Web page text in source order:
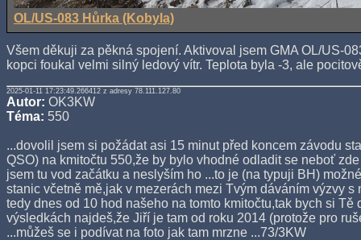
OL/US-083 Hůrka (Kobyla)
Všem děkuji za pěkná spojení. Aktivoval jsem GMA OL/US-
kopci foukal velmi silný ledový vítr. Teplota byla -3, ale
2025-01-11 17:23:49.266412 z adresy 78.111.127.80
Autor: OK3KW
Téma: 550
...dovolil jsem si požádat asi 15 minut před koncem závodu
QSO) na kmitočtu 550,že by bylo vhodné odladit se neboť
jsem tu vod začátku a neslyším ho ...to je (na typuji BH)
stanic včetně mě,jak v mezerách mezi Tvým dáváním výzvy
tedy dnes od 10 hod našeho na tomto kmitočtu,tak bych si Tě
výsledkách najdeš,že Jiří je tam od roku 2014 (protože pro
...můžeš se i podívat na foto jak tam mrzne ...73/3KW